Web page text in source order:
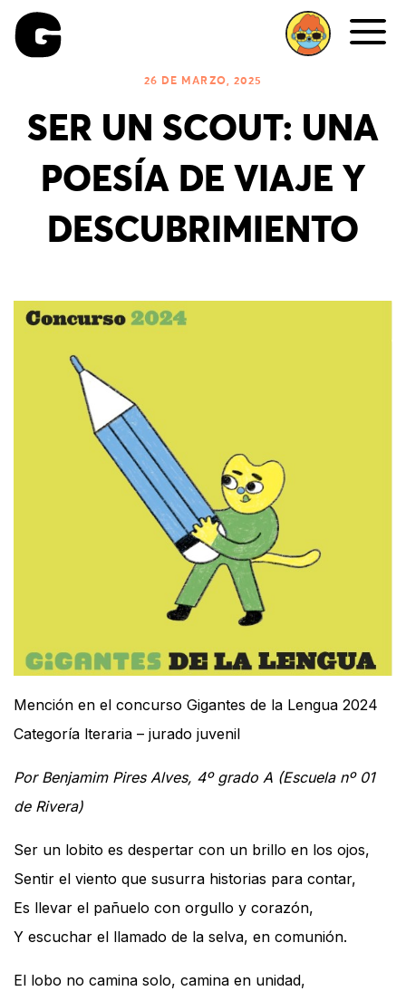
26 DE MARZO, 2025
SER UN SCOUT: UNA
POESÍA DE VIAJE Y
DESCUBRIMIENTO
Mención en el concurso Gigantes de la Lengua 2024
Categoría lteraria – jurado juvenil
Por Benjamim Pires Alves, 4º grado A (Escuela nº 01
de Rivera)
Ser un lobito es despertar con un brillo en los ojos,
Sentir el viento que susurra historias para contar,
Es llevar el pañuelo con orgullo y corazón,
Y escuchar el llamado de la selva, en comunión.
El lobo no camina solo, camina en unidad,